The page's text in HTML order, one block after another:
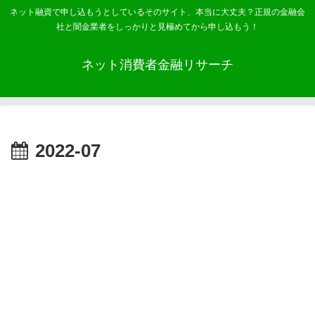
ネット融資で申し込もうとしているそのサイト、本当に大丈夫？正規の金融会
社と闇金業者をしっかりと見極めてから申し込もう！
ネット消費者金融リサーチ
2022-07